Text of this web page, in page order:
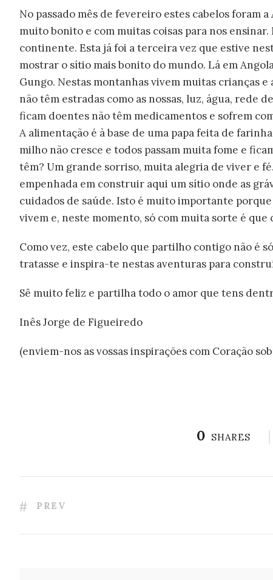
No passado mês de fevereiro estes cabelos foram
muito bonito e com muitas coisas para nos
continente. Esta já foi a terceira vez que estive
mostrar o sítio mais bonito do mundo. Lá em
Gungo. Nestas montanhas vivem muitas crianças
não têm estradas como as nossas, luz, água, rede
ficam doentes não têm medicamentos e sofrem
A alimentação é à base de uma papa feita de
milho não cresce e todos passam muita fome e
têm? Um grande sorriso, muita alegria de viver e
empenhada em construir aqui um sítio onde as
cuidados de saúde. Isto é muito importante
vivem e, neste momento, só com muita sorte é
Como vez, este cabelo que partilho contigo não é
tratasse e inspira-te nestas aventuras para
Sê muito feliz e partilha todo o amor que tens
Inês Jorge de Figueiredo
(enviem-nos as vossas inspirações com Coração
0 SHARES
PREV